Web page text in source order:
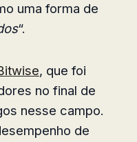
uma forma de
“.
, que foi
no final de
nesse campo.
de